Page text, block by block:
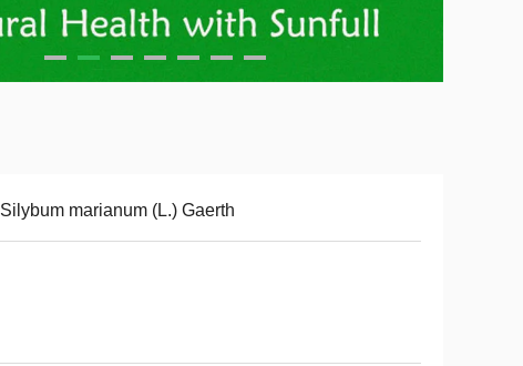
Silybum marianum (L.) Gaerth